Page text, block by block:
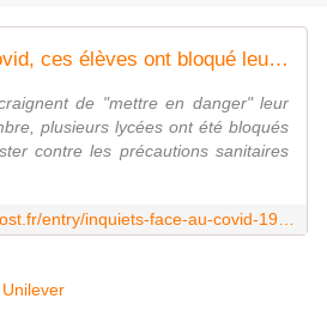
Inquiets face au Covid, ces élèves ont bloqué leur lycée (et ont affronté la police)
de "mettre en danger" leur
plusieurs lycées ont été bloqués
contre les précautions sanitaires